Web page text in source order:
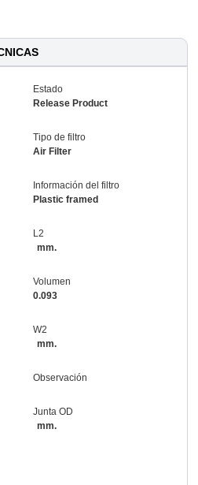
Estado
Release Product
Tipo de filtro
Air Filter
Información del filtro
Plastic framed
L2
mm.
Volumen
0.093
W2
mm.
Observación
Junta OD
mm.